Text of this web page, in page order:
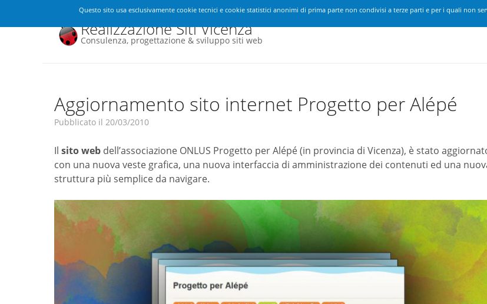
Questo sito usa esclusivamente cookie tecnici e cookie statistici anonimi di prima parte non condivisi a terze parti e per i quali non
Realizzazione Siti Vicenza
Consulenza, progettazione & sviluppo siti web
Aggiornamento sito internet Progetto per Alépé
Pubblicato il 20/03/2010
Il sito web dell’associazione ONLUS Progetto per Alépé (in provincia di Vicenza), è stato
con una nuova veste grafica, una nuova interfaccia di amministrazione dei contenuti ed una
struttura più semplice da navigare.